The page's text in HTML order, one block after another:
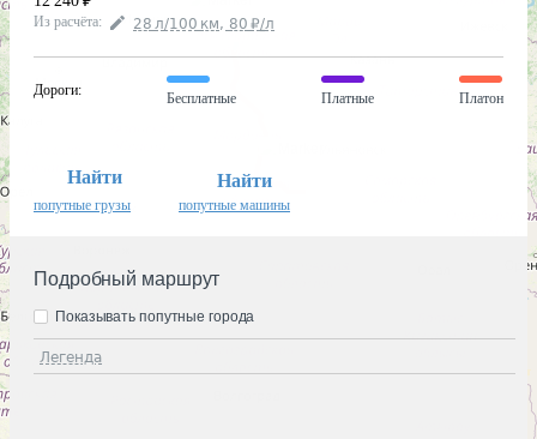
Из расчёта: 28 л/100 км, 80 ₽/л
Дороги:
Бесплатные Платные Платон
Найти
попутные грузы
Найти
попутные машины
Подробный маршрут
Легенда
Показывать попутные города